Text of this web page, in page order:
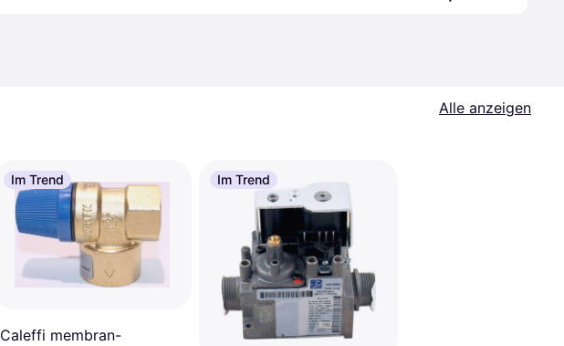
Alle anzeigen
Im Trend
Caleffi membran-
Im Trend